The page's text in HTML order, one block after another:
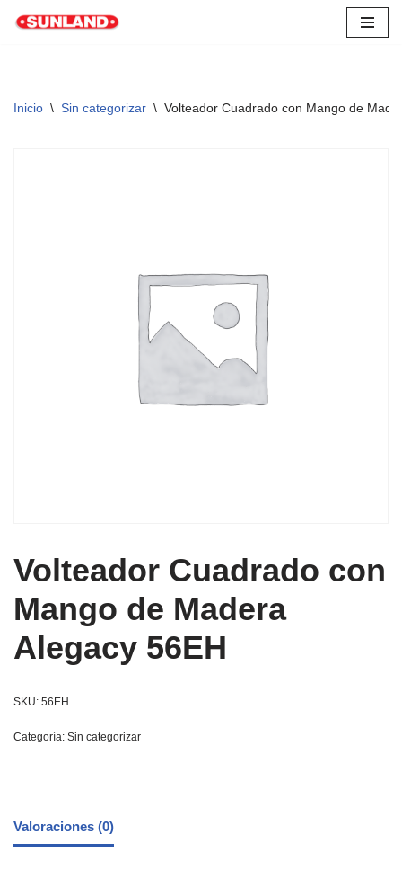
Inicio \ Sin categorizar \ Volteador Cuadrado con Mango de
Volteador Cuadrado con
Mango de Madera
Alegacy 56EH
SKU: 56EH
Categoría: Sin categorizar
Valoraciones (0)